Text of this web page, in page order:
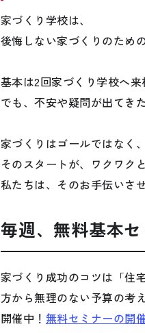
家づくり学校は、
後悔しない家づくりのため
基本は2回家づくり学校へ
でも、不安や疑問が出てき
家づくりはゴールではなく
そのスタートが、ワクワク
私たちは、そのお手伝いさ
毎週、無料基本
家づくり成功のコツは「住
方から無理のない予算の考
開催中！ 無料セミナーの開